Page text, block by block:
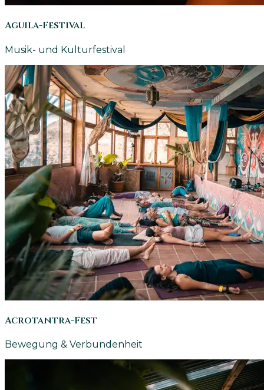
Aguila-Festival
Musik- und Kulturfestival
Acrotantra-Fest
Bewegung & Verbundenheit